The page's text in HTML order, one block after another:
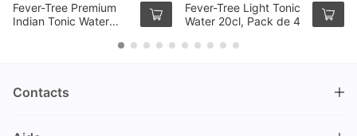
Fever-Tree Premium
Indian Tonic Water
Fever-Tree Light Tonic
Water 20cl, Pack de 4
Contacts